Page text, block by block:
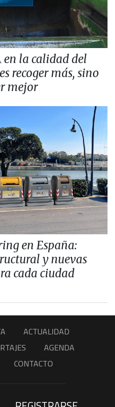
en la calidad del
recoger más, sino
mejor
en España:
y nuevas
cada ciudad
ACTUALIDAD
AGENDA
CONTACTO